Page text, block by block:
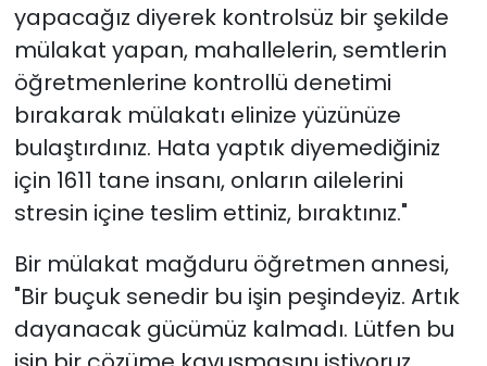
yapacağız diyerek kontrolsüz bir şekilde
mülakat yapan, mahallelerin, semtlerin
öğretmenlerine kontrollü denetimi
bırakarak mülakatı elinize yüzünüze
bulaştırdınız. Hata yaptık diyemediğiniz
için 1611 tane insanı, onların ailelerini
stresin içine teslim ettiniz, bıraktınız."
Bir mülakat mağduru öğretmen annesi,
"Bir buçuk senedir bu işin peşindeyiz. Artık
dayanacak gücümüz kalmadı. Lütfen bu